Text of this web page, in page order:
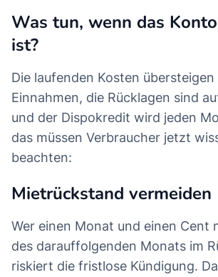
Was tun, wenn das
ist?
Die laufenden Kosten übersteigen
Einnahmen, die Rücklagen sind
und der Dispokredit wird jeden
das müssen Verbraucher jetzt
beachten:
Mietrückstand vermeiden
Wer einen Monat und einen Cent
des darauffolgenden Monats im
riskiert die fristlose Kündigung.